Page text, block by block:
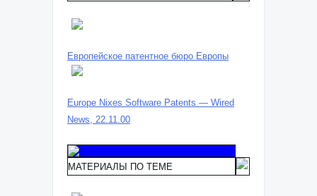
Европейское патентное бюро Европы
Europe Nixes Software Patents — Wired
News, 22.11.00
МАТЕРИАЛЫ ПО ТЕМЕ